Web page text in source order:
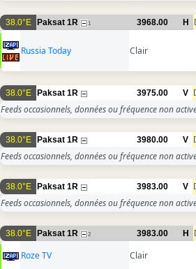
38.0°E Paksat 1R 1 3968.00 H
Russia Today Clair
38.0°E Paksat 1R 3975.00 V
Feeds occasionnels, données ou fréquence non
38.0°E Paksat 1R 3980.00 V
Feeds occasionnels, données ou fréquence non
38.0°E Paksat 1R 3983.00 V
Feeds occasionnels, données ou fréquence non
38.0°E Paksat 1R 2 3983.00 H
Roze TV Clair